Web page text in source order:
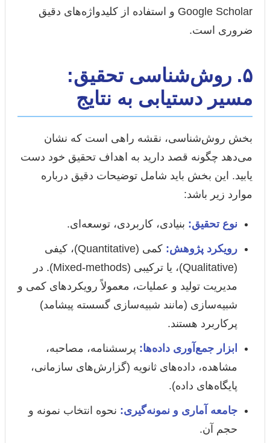
Google Scholar و استفاده از کلیدواژه‌های دقیق
ضروری است.
۵. روش‌شناسی تحقیق:
مسیر دستیابی به نتایج
بخش روش‌شناسی، نقشه راهی است که نشان
می‌دهد چگونه قصد دارید به اهداف تحقیق خود دست
یابید. این بخش باید شامل توضیحات دقیق درباره
موارد زیر باشد:
نوع تحقیق: بنیادی، کاربردی، توسعه‌ای.
رویکرد پژوهش:
کمی (Quantitative)، کیفی
(Qualitative)، یا ترکیبی (Mixed-methods). در
مدیریت تولید و عملیات، معمولاً رویکردهای کمی و
شبیه‌سازی (مانند شبیه‌سازی گسسته پیشامد)
پرکاربرد هستند.
ابزار جمع‌آوری داده‌ها: پرسشنامه، مصاحبه،
مشاهده، داده‌های ثانویه (گزارش‌های سازمانی،
پایگاه‌های داده).
جامعه آماری و نمونه‌گیری: نحوه انتخاب نمونه و
حجم آن.